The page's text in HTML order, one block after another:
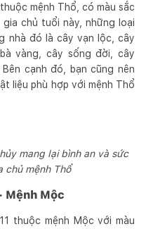
mệnh Thổ, có màu sắc
chủ tuổi này, những loại
nhà đó là cây vạn lộc, cây
vàng, cây sống đời, cây
cạnh đó, bạn cũng nên
liệu phù hợp với mệnh Thổ
mang lại bình an và sức
chủ mệnh Thổ
Mệnh Mộc
thuộc mệnh Mộc với màu